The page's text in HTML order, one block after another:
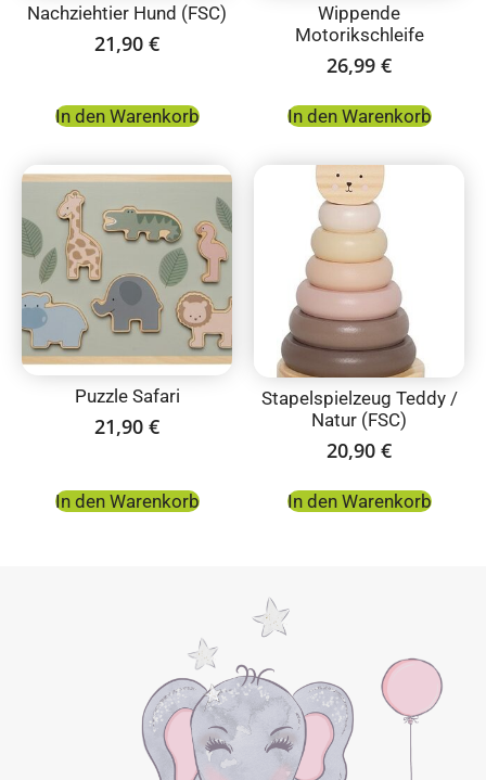
Nachziehtier Hund (FSC)
21,90 €
In den Warenkorb
Wippende
Motorikschleife
26,99 €
In den Warenkorb
Puzzle Safari
21,90 €
In den Warenkorb
Stapelspielzeug Teddy /
Natur (FSC)
20,90 €
In den Warenkorb